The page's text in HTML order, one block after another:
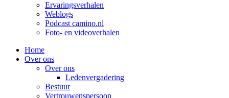
Ervaringsverhalen
Weblogs
Podcast camino.nl
Foto- en videoverhalen
Home
Over ons
Over ons
Ledenvergadering
Bestuur
Vertrouwenspersoon